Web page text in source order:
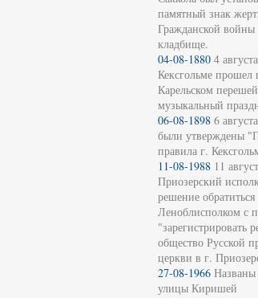
памятный знак
Гражданской
кладбище.
04-08-1880 4
Кексгольме прошел
Карельском
музыкальный
06-08-1898 6
были утверждены
правила г.
11-08-1988 11
Приозерский
решение обратиться
Леноблисполком с
"зарегистрировать
общество Русской
церкви в г.
27-08-1966
улицы Киришей